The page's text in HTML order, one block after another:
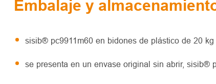
Embalaje y
sisib® pc9911m60 en bidones de plástico de 20 kg
se presenta en un envase original sin abrir, sisib®